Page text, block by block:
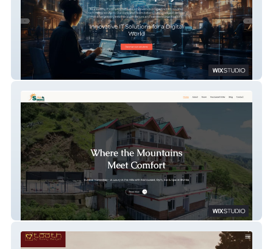
KITLABS
Sunrise Homestay & Restaurant